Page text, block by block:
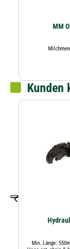
MM
Kunden
Min. Länge: